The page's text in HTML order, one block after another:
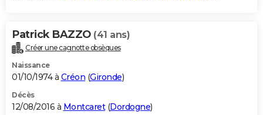
Patrick BAZZO (41 ans)
Créer une cagnotte obsèques
Naissance
01/10/1974 à Créon (Gironde)
Décès
12/08/2016 à Montcaret(Dordogne)